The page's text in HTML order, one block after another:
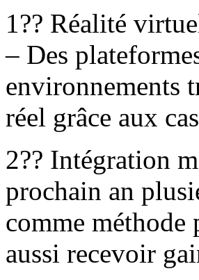
1?? Réalité
– Des
environnements
réel grâce aux
2?? Intégration
prochain an
comme méthode
aussi recevoir